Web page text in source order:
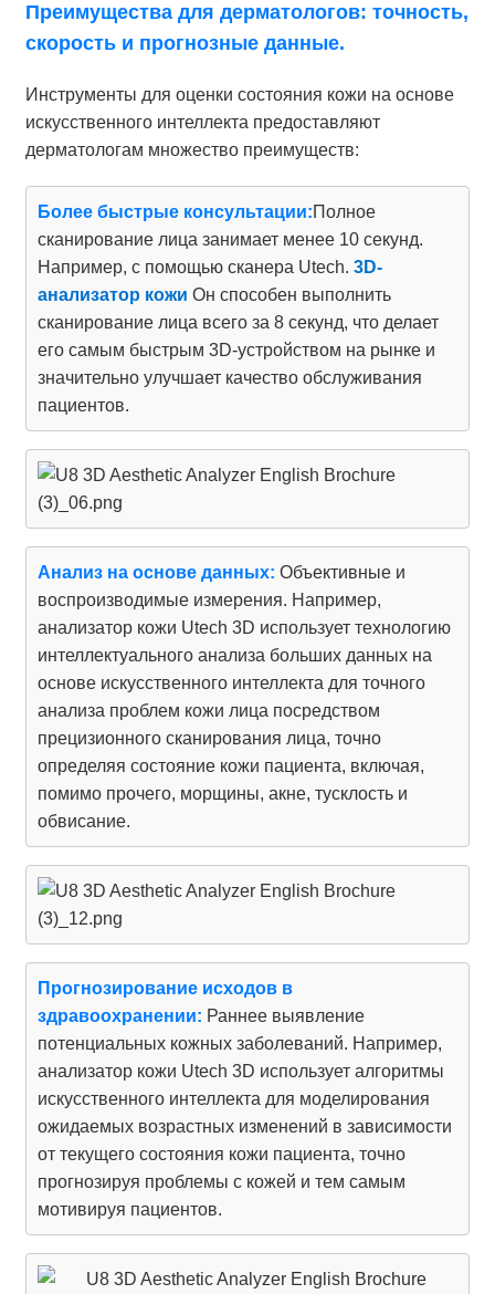
Преимущества для дерматологов: точность,
скорость и прогнозные данные.
Инструменты для оценки состояния кожи на основе
искусственного интеллекта предоставляют
дерматологам множество преимуществ:
Более быстрые консультации:Полное
сканирование лица занимает менее 10 секунд.
Например, с помощью сканера Utech. 3D-
анализатор кожи Он способен выполнить
сканирование лица всего за 8 секунд, что делает
его самым быстрым 3D-устройством на рынке и
значительно улучшает качество обслуживания
пациентов.
Анализ на основе данных: Объективные и
воспроизводимые измерения. Например,
анализатор кожи Utech 3D использует технологию
интеллектуального анализа больших данных на
основе искусственного интеллекта для точного
анализа проблем кожи лица посредством
прецизионного сканирования лица, точно
определяя состояние кожи пациента, включая,
помимо прочего, морщины, акне, тусклость и
обвисание.
Прогнозирование исходов в
здравоохранении: Раннее выявление
потенциальных кожных заболеваний. Например,
анализатор кожи Utech 3D использует алгоритмы
искусственного интеллекта для моделирования
ожидаемых возрастных изменений в зависимости
от текущего состояния кожи пациента, точно
прогнозируя проблемы с кожей и тем самым
мотивируя пациентов.